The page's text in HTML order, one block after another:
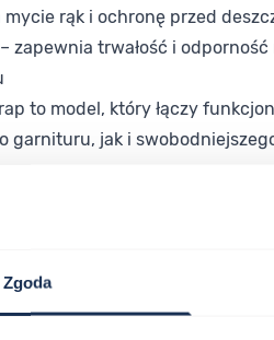
Zgoda
mycie rąk i ochronę przed
zapewnia trwałość i
to model, który łączy
garnituru, jak i
którym zależy na